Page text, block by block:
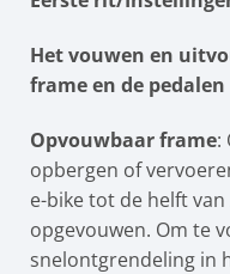
Het vouwen en
frame en de pedalen
Opvouwbaar frame:
opbergen of
e-bike tot de helft
opgevouwen. Om te
snelontgrendeling in